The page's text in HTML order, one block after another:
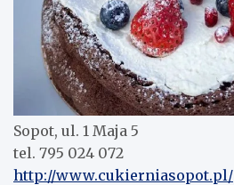
Sopot, ul. 1 Maja 5
tel. 795 024 072
http://www.cukierniasopot.pl/